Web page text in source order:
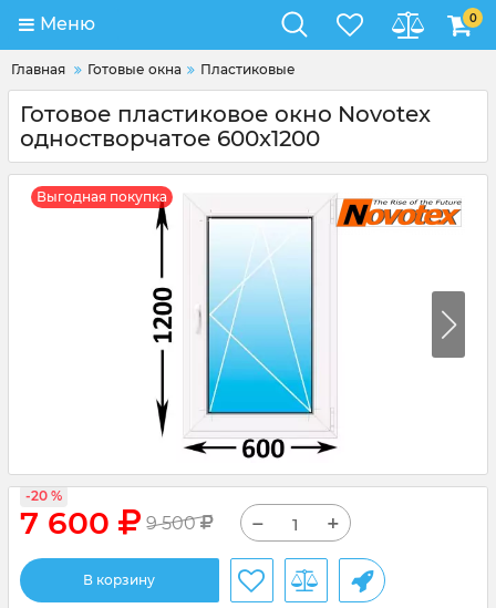
Меню 0
Главная Готовые окна Пластиковые
Готовое пластиковое окно Novotex
одностворчатое 600x1200
Выгодная покупка
7 600 9 500
-20 %
− +
В корзину